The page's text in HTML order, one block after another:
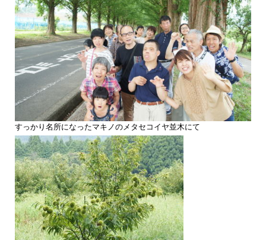
すっかり名所になったマキノのメタセコイヤ並木にて